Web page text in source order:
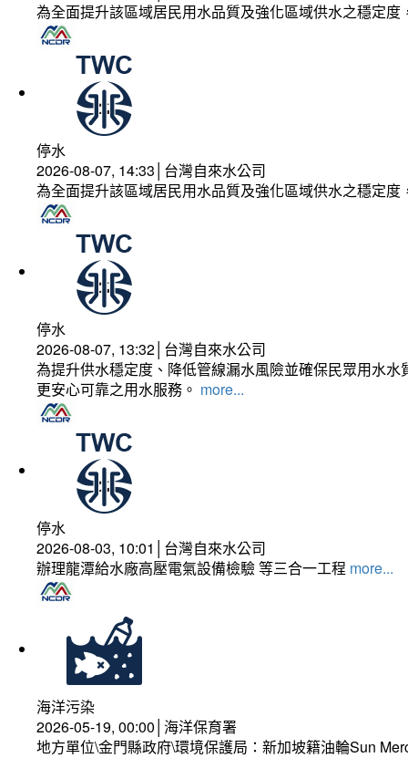
為全面提升該區域居民用水品質及強化區域供水之穩定
停水
2026-08-07, 14:33│台灣自來水公司
為全面提升該區域居民用水品質及強化區域供水之穩定
停水
2026-08-07, 13:32│台灣自來水公司
為提升供水穩定度、降低管線漏水風險並確保民眾用水
更安心可靠之用水服務。 more...
停水
2026-08-03, 10:01│台灣自來水公司
辦理龍潭給水廠高壓電氣設備檢驗 等三合一工程 more...
海洋污染
2026-05-19, 00:00│海洋保育署
地方單位\金門縣政府\環境保護局：新加坡籍油輪Sun